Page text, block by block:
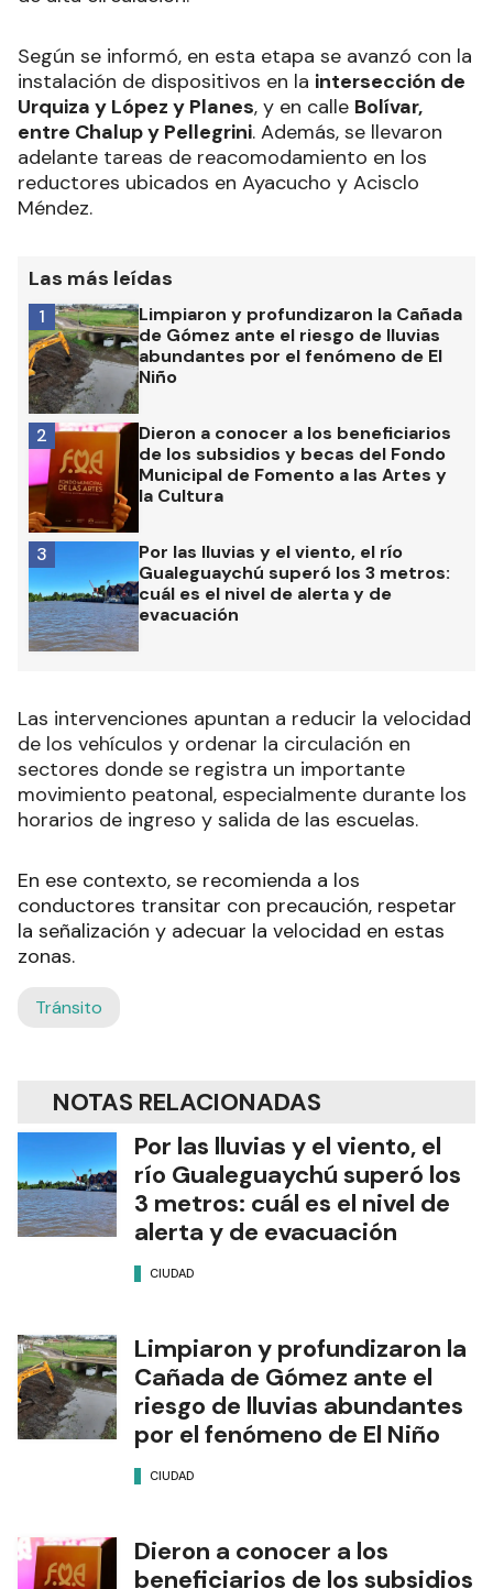
de velocidad en zonas cercanas a
objetivo de reforzar la seguridad vial en horarios
de alta circulación.
Según se informó, en esta etapa se avanzó con la
instalación de dispositivos en laintersección de
Urquiza y López y Planes, y en calleBolívar,
entre Chalup y Pellegrini
reductores ubicados en Ayacucho y Acisclo
Las más leídas
de Gómez ante el riesgo de lluvias
abundantes por el fenómeno de El
Niño
1
de los subsidios y becas del Fondo
Municipal de Fomento a las Artes y
la Cultura
2
3
Las intervenciones apuntan a reducir la velocidad
de los vehículos y ordenar la circulación en
movimiento peatonal, especialmente durante los
horarios de ingreso y salida de las escuelas.
En ese contexto, se recomienda a los
la señalización y adecuar la velocidad en estas
Tránsito
NOTAS RELACIONADAS
Por las lluvias y el viento, el
río Gualeguaychú superó los
3 metros: cuál es el nivel de
CIUDAD
Limpiaron y profundizaron la
Cañada de Gómez ante el
riesgo de lluvias abundantes
CIUDAD